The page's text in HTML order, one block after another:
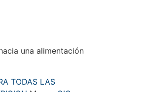
una alimentación
TODAS LAS